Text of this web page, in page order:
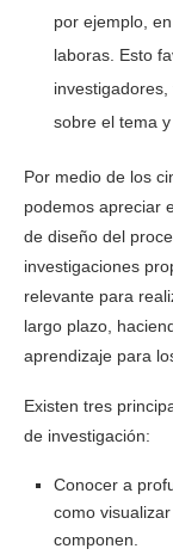
por ejemplo,
laboras. Esto
sobre el tema
Por medio de los
podemos apreciar
de diseño del
investigaciones
relevante para
largo plazo,
aprendizaje para
Existen tres
de investigación:
Conocer a
como
componen.